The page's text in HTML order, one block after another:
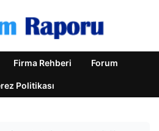
Firma Rehberi Forum
Politikası